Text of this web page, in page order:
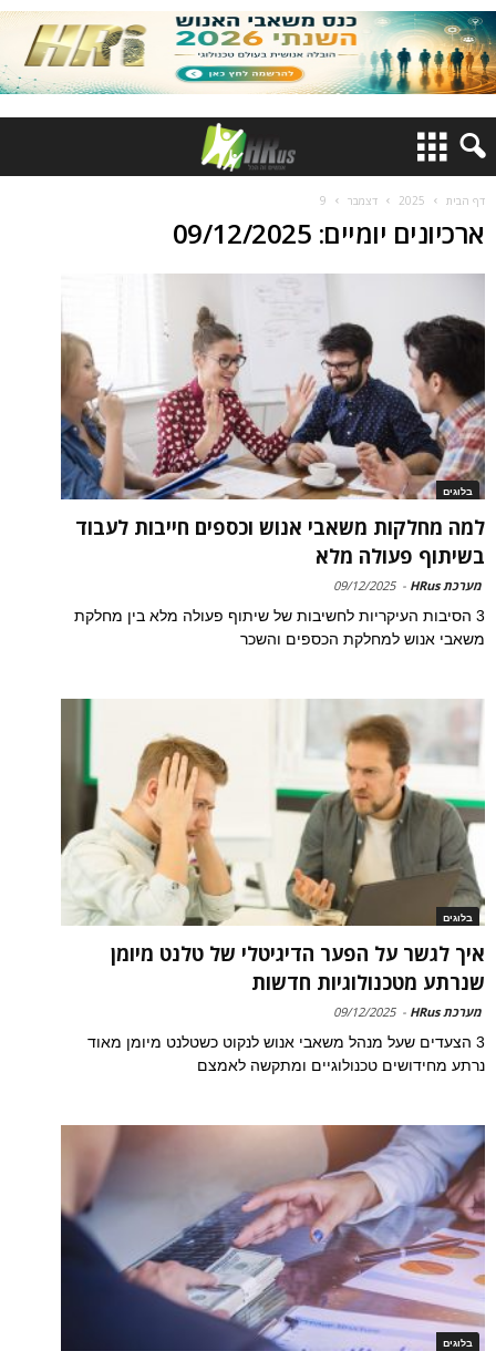
דף הבית 2025 דצמבר 9
ארכיונים יומיים: 09/12/2025
בלוגים
למה מחלקות משאבי אנוש וכספים חייבות לעבוד
בשיתוף פעולה מלא
מערכת HRus -
09/12/2025
3 הסיבות העיקריות לחשיבות של שיתוף פעולה מלא בין מחלקת
משאבי אנוש למחלקת הכספים והשכר
בלוגים
איך לגשר על הפער הדיגיטלי של טלנט מיומן
שנרתע מטכנולוגיות חדשות
מערכת HRus -
09/12/2025
3 הצעדים שעל מנהל משאבי אנוש לנקוט כשטלנט מיומן מאוד
נרתע מחידושים טכנולוגיים ומתקשה לאמצם
בלוגים